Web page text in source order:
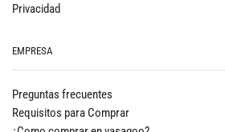
Privacidad
EMPRESA
Preguntas frecuentes
Requisitos para Comprar